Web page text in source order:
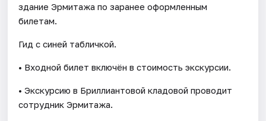
здание Эрмитажа по заранее оформленным
билетам.
Гид с синей табличкой.
• Входной билет включён в стоимость экскурсии.
• Экскурсию в Бриллиантовой кладовой проводит
сотрудник Эрмитажа.